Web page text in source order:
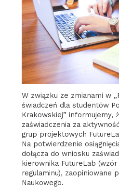
W związku ze zmianami w
świadczeń dla studentów
Krakowskiej” informujemy,
zaświadczenia za
grup projektowych
Na potwierdzenie
dołącza do wniosku
kierownika FutureLab (wzór
regulaminu), zaopiniowane
Naukowego.